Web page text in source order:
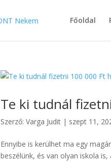
Főoldal
Te ki tudnál
Szerző:Varga Judit | szept 11,
Ennyibe is kerülhet ma egy
beszélünk, és van olyan iskola